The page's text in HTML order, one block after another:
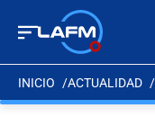
INICIO ACTUALIDAD